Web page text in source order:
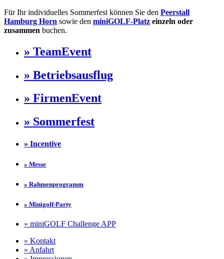
Für Ihr individuelles Sommerfest können Sie den Peerstall
Hamburg Horn sowie den miniGOLF-Platz einzeln oder
zusammen buchen.
» TeamEvent
» Betriebsausflug
» FirmenEvent
» Sommerfest
» Incentive
» Messe
» Rahmenprogramm
» Minigolf-Party
» miniGOLF Challenge APP
» Kontakt
» Anfahrt